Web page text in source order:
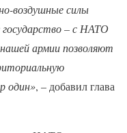
воздушные силы
– с НАТО
армии позволяют
один», – добавил глава